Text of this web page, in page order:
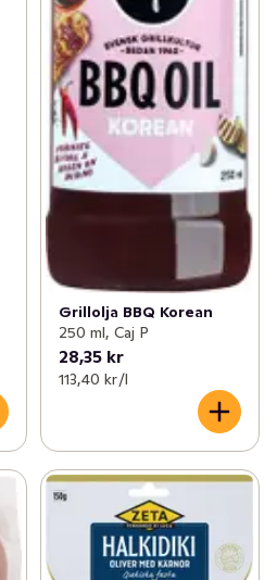
Grillolja BBQ Korean
250 ml, Caj P
28,35 kr
113,40 kr /l